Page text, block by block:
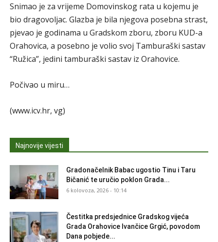
Snimao je za vrijeme Domovinskog rata u kojemu je
bio dragovoljac. Glazba je bila njegova posebna strast,
pjevao je godinama u Gradskom zboru, zboru KUD-a
Orahovica, a posebno je volio svoj Tamburaški sastav
“Ružica”, jedini tamburaški sastav iz Orahovice.
Počivao u miru…
(www.icv.hr, vg)
Najnovije vijesti
Gradonačelnik Babac ugostio Tinu i Taru
Bičanić te uručio poklon Grada...
6 kolovoza, 2026 - 10:14
Čestitka predsjednice Gradskog vijeća
Grada Orahovice Ivančice Grgić, povodom
Dana pobjede...